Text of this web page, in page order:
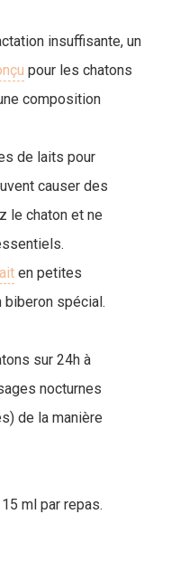
insuffisante, un
pour les chatons
composition
de laits pour
causer des
le chaton et ne
en petites
biberon spécial.
sur 24h à
nocturnes
de la manière
ml par repas.